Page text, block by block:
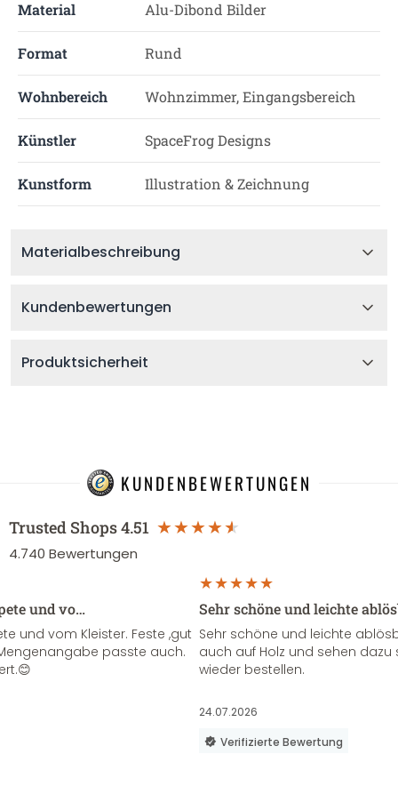
Material Alu-Dibond Bilder
Format Rund
Wohnbereich Wohnzimmer, Eingangsbereich
Künstler SpaceFrog Designs
Kunstform Illustration & Zeichnung
Materialbeschreibung
Kundenbewertungen
Produktsicherheit
KUNDENBEWERTUNGEN
Trusted Shops4.51
4.740 Bewertungen
und vo…
und vom Kleister. Feste ,gut
passte auch.
Sehr schöne und leichte
Sehr schöne und leichte
auch auf Holz und sehen
wieder bestellen.
24.07.2026
Verifizierte Bewertung